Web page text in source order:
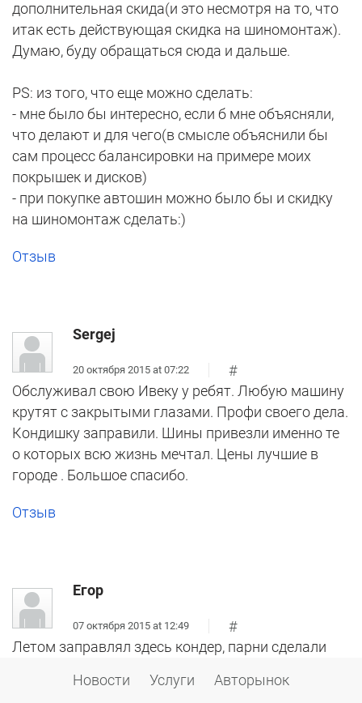
дополнительная скида(и это несмотря на то, что
итак есть действующая скидка на шиномонтаж).
Думаю, буду обращаться сюда и дальше.
PS: из того, что еще можно сделать:
- мне было бы интересно, если б мне объясняли,
что делают и для чего(в смысле объяснили бы
сам процесс балансировки на примере моих
покрышек и дисков)
- при покупке автошин можно было бы и скидку
на шиномонтаж сделать:)
Отзыв
Sergej
20 октября 2015 at 07:22
#
Обслуживал свою Ивеку у ребят. Любую машину
крутят с закрытыми глазами. Профи своего дела.
Кондишку заправили. Шины привезли именно те
о которых всю жизнь мечтал. Цены лучшие в
городе . Большое спасибо.
Отзыв
Егор
07 октября 2015 at 12:49
#
Летом заправлял здесь кондер, парни сделали
сделать шиномонтаж, так оно и вышло +
Новости Услуги Авторынок